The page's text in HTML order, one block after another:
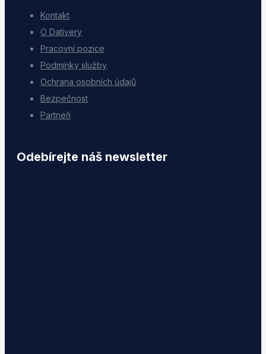
Kontakt
O Dativery
Pracovní pozice
Podmínky služby
Ochrana osobních údajů
Bezpečnost
Partneři
Odebírejte náš newsletter